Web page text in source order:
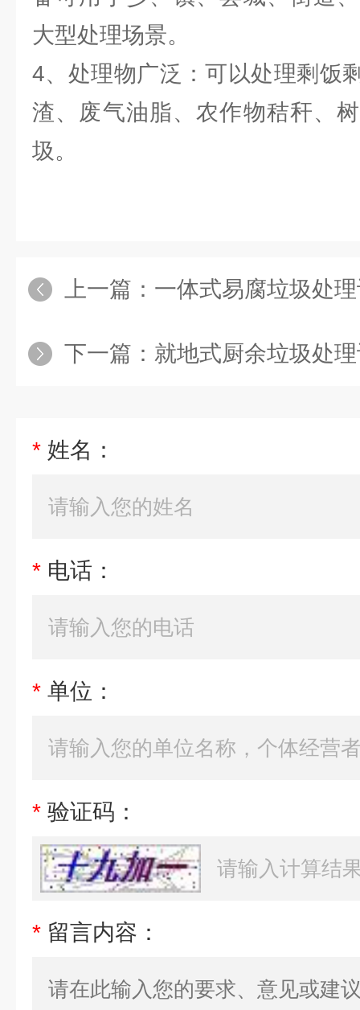
大型处理场景。
4、处理物广泛：可以处理剩饭
渣、废气油脂、农作物秸秆、
圾。
上一篇： 一体式易腐垃圾处
下一篇： 就地式厨余垃圾处
* 姓名：
* 电话：
* 单位：
* 验证码：
* 留言内容：